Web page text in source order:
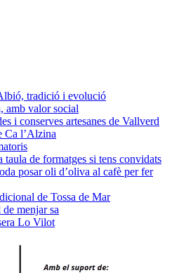
tradició i evolució
amb valor social
i conserves artesanes de Vallverd
Ca l’Alzina
taula de formatges si tens convidats
posar oli d’oliva al cafè per fer
de Tossa de Mar
menjar sa
Lo Vilot